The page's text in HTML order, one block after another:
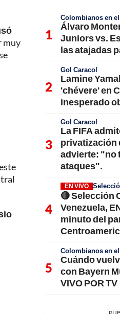
muy
Colombianos en
Álvaro
Juniors vs.
las atajadas
Gol Caracol
Lamine
'chévere' en
inesperado
Gol Caracol
La FIFA
privatización
advierte: "no
ataques".
EN VIVO
🔴 Selección
Venezuela,
minuto del
Colombianos en
Cuándo
con Bayern
VIVO POR TV